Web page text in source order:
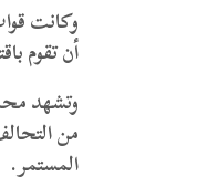
وكانت
أن تقوم
وتشهد
من
المستمر.